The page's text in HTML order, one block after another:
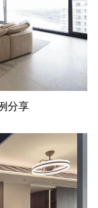
分享